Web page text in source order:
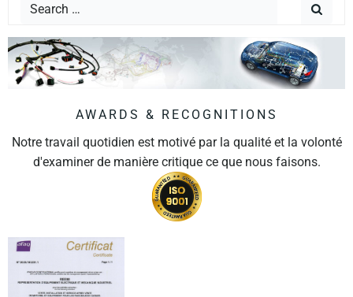
AWARDS & RECOGNITIONS
Notre travail quotidien est motivé par la qualité et la volonté
d'examiner de manière critique ce que nous faisons.